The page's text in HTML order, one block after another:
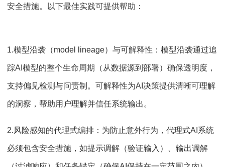
安全措施。以下最佳实践可提供帮助：
1.模型沿袭（model lineage）与可解释性：模型沿袭通过追
踪AI模型的整个生命周期（从数据源到部署）确保透明度，
支持偏见检测与问责制。可解释性为AI决策提供清晰可理解
的洞察，帮助用户理解并信任系统输出。
2.风险感知的代理式编排：为防止意外行为，代理式AI系统
必须包含安全措施，如提示调解（验证输入）、输出调解